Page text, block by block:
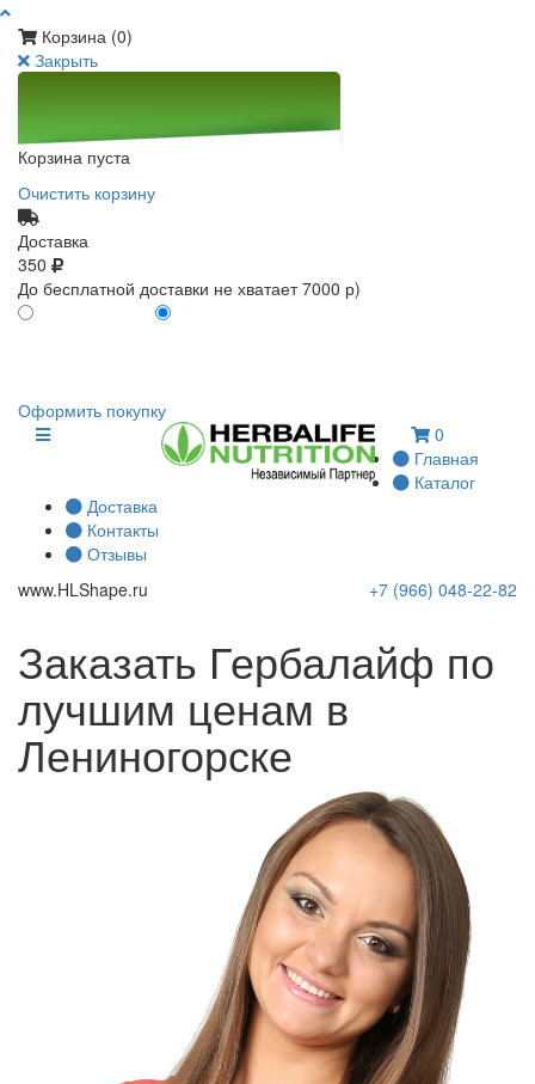
Корзина (0)
Закрыть
Корзина пуста
Очистить корзину
Доставка
350
До бесплатной доставки не хватает 7000 р)
Оформить покупку
0
Главная
Каталог
Доставка
Контакты
Отзывы
www.HLShape.ru +7 (966) 048-22-82
Заказать Гербалайф по
лучшим ценам в
Лениногорске